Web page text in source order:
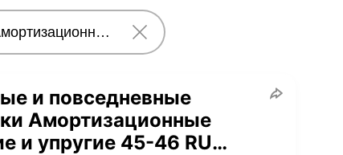
и повседневные
Амортизационные
и упругие 45-46 RU